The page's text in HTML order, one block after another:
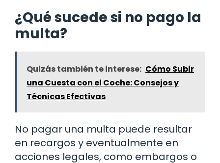
¿Qué sucede si no pago la
multa?
Quizás también te interese: Cómo Subir
una Cuesta con el Coche: Consejos y
Técnicas Efectivas
No pagar una multa puede resultar
en recargos y eventualmente en
acciones legales, como embargos o